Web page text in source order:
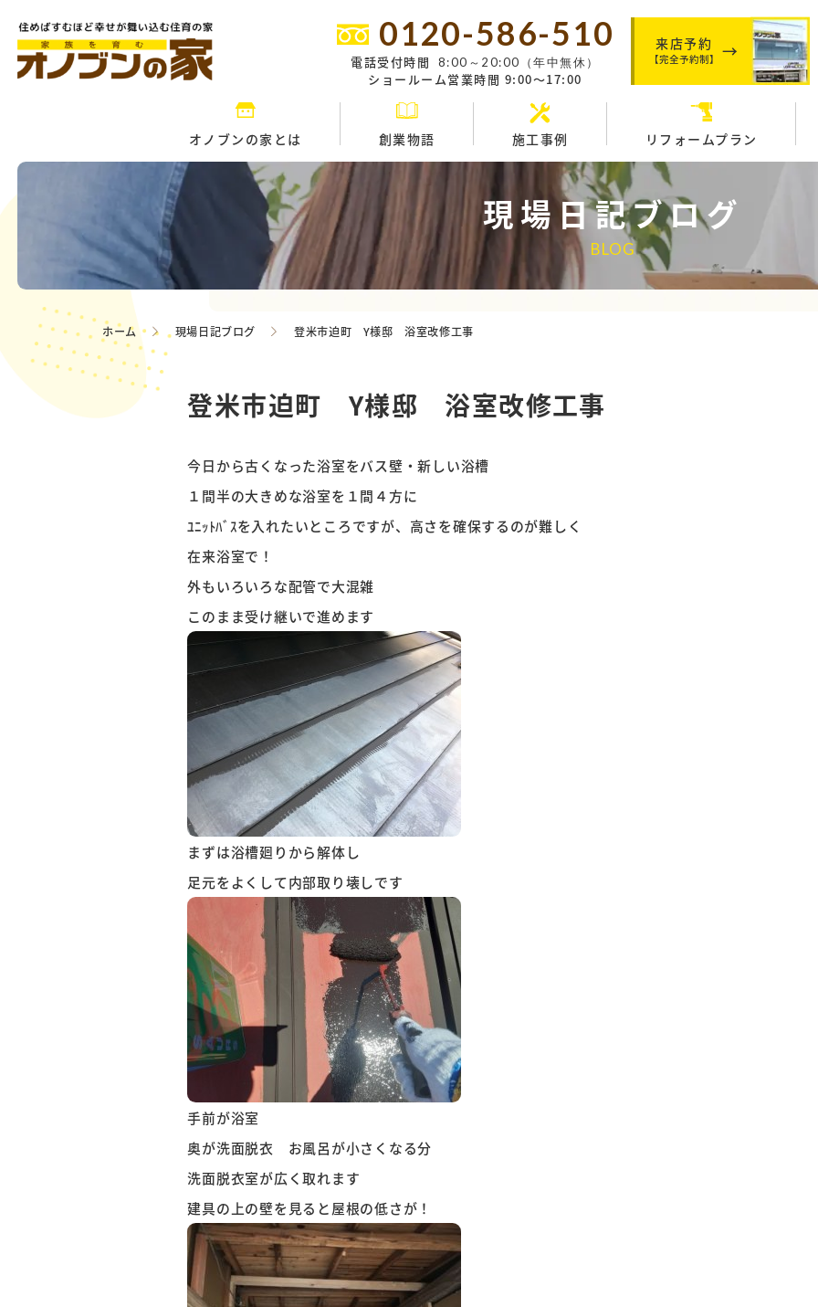
0120-586-510
電話受付時間 8:00～20:00（年中無休）
ショールーム営業時間 9:00～17:00
来店予約
【完全予約制】
オノブンの家とは 創業物語 施工事例 リフォームプラン
現場日記ブログ
BLOG
ホーム 現場日記ブログ 登米市迫町 Y様邸 浴室改修工事
登米市迫町 Y様邸 浴室改修工事
今日から古くなった浴室をバス壁・新しい浴槽
１間半の大きめな浴室を１間４方に
ﾕﾆｯﾄﾊﾞｽを入れたいところですが、高さを確保するのが難しく
在来浴室で！
外もいろいろな配管で大混雑
このまま受け継いで進めます
まずは浴槽廻りから解体し
足元をよくして内部取り壊しです
手前が浴室
奥が洗面脱衣 お風呂が小さくなる分
洗面脱衣室が広く取れます
建具の上の壁を見ると屋根の低さが！